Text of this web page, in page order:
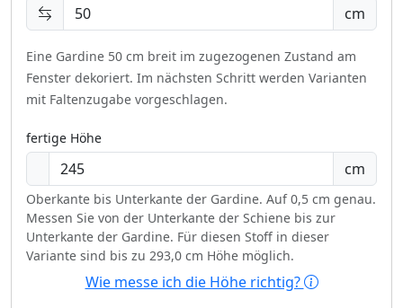
cm
Eine Gardine 50 cm breit im zugezogenen Zustand am
Fenster dekoriert. Im nächsten Schritt werden Varianten
mit Faltenzugabe vorgeschlagen.
fertige Höhe
cm
Oberkante bis Unterkante der Gardine. Auf 0,5 cm genau.
Messen Sie von der Unterkante der Schiene bis zur
Unterkante der Gardine. Für diesen Stoff in dieser
Variante sind bis zu 293,0 cm Höhe möglich.
Wie messe ich die Höhe richtig?